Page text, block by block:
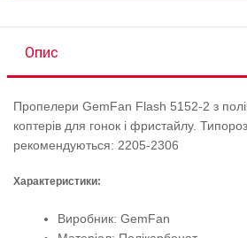
Опис
Пропелери GemFan Flash 5152-2 з
коптерів для гонок і фристайлу.
рекомендуються: 2205-2306
Характеристики:
Виробник: GemFan